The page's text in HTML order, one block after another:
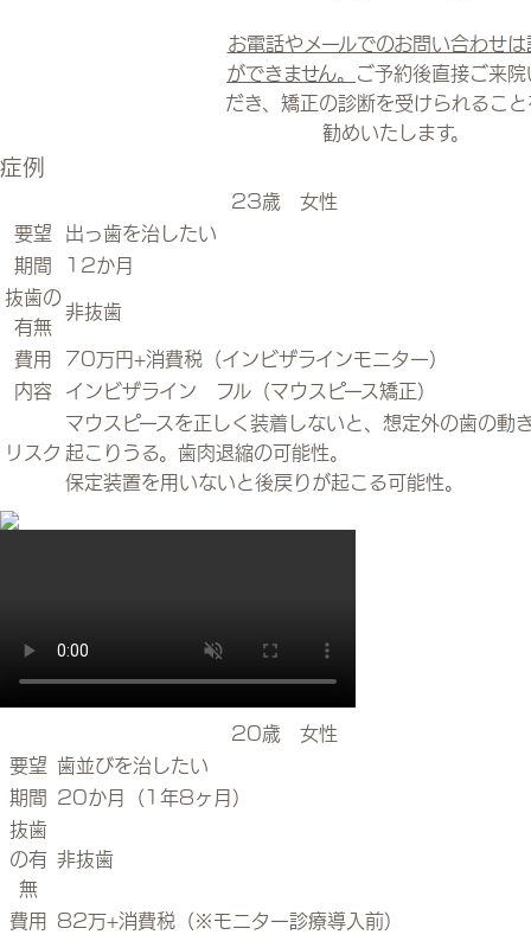
お電話やメールでのお問い合わせ
ができません。 ご予約後直接ご来
だき、矯正の診断を受けられるこ
勧めいたします。
症例
23歳 女性
要望 出っ歯を治したい
期間 12か月
抜歯の
有無
非抜歯
費用 70万円+消費税（インビザラインモニター）
内容 インビザライン フル（マウスピース矯正）
リスク
マウスピースを正しく装着しないと、想定外の歯の動
起こりうる。歯肉退縮の可能性。
保定装置を用いないと後戻りが起こる可能性。
20歳 女性
要望 歯並びを治したい
期間 20か月（1年8ヶ月）
抜歯
の有
無
非抜歯
費用 82万+消費税（※モニター診療導入前）